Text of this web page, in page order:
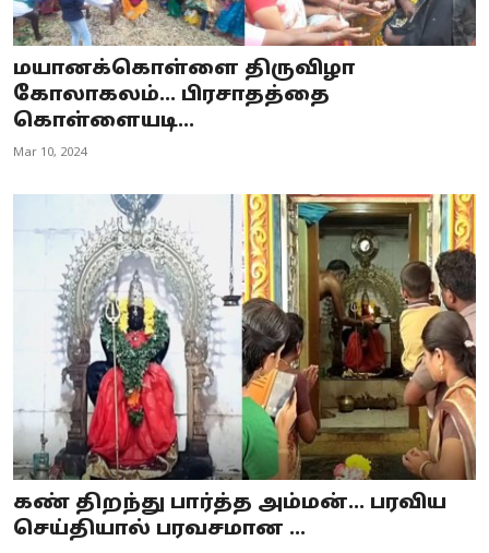
மயானக்கொள்ளை திருவிழா
கோலாகலம்... பிரசாதத்தை
கொள்ளையடி...
Mar 10, 2024
கண் திறந்து பார்த்த அம்மன்... பரவிய
செய்தியால் பரவசமான ...